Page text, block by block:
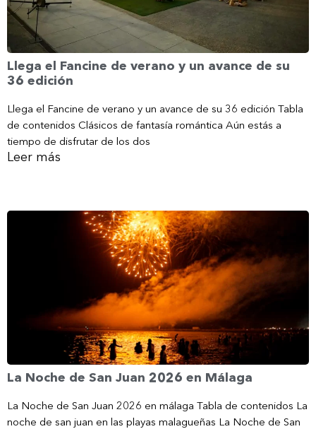
Llega el Fancine de verano y un avance de su
36 edición
Llega el Fancine de verano y un avance de su 36 edición Tabla
de contenidos Clásicos de fantasía romántica Aún estás a
tiempo de disfrutar de los dos
Leer más
La Noche de San Juan 2026 en Málaga
La Noche de San Juan 2026 en málaga Tabla de contenidos La
noche de san juan en las playas malagueñas La Noche de San